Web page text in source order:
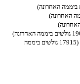
(17915 גולשים ביממה